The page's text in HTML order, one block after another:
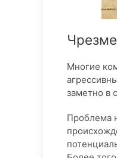
Многие
заметно в
Проблема